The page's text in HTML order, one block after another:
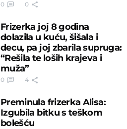
0 0
Frizerka joj 8 godina
dolazila u kuću, šišala i
decu, pa joj zbarila supruga:
“Rešila te loših krajeva i
muža”
0 4
Preminula frizerka Alisa:
Izgubila bitku s teškom
bolešću